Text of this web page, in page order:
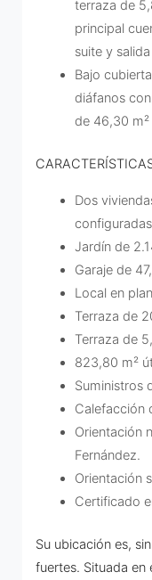
terraza de
principal
suite y
Bajo
diáfanos
de 46,30
Dos
Jardín de
Garaje de
Local en
Terraza de
Terraza de
823,80 m²
Suministros
Calefacción
Orientación
Fernández.
Orientación
Certificado
Su ubicación es,
fuertes. Situada en